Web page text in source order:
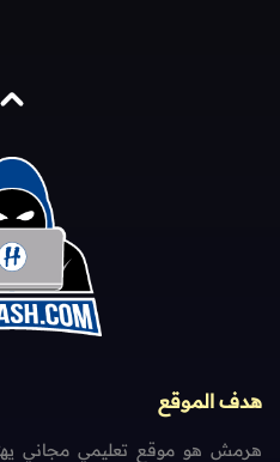
هدف الموقع
هرمش هو موقع تعليمي مجاني